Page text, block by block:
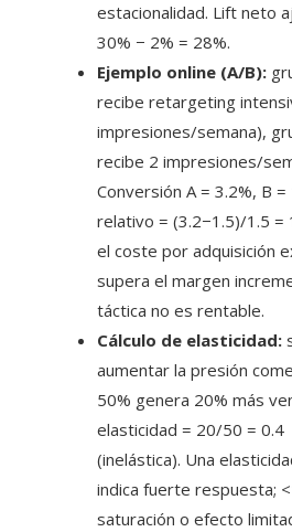
estacionalidad. Lift neto
30% − 2% = 28%.
Ejemplo online (A/B):
recibe retargeting
impresiones/semana),
recibe 2 impresiones/
Conversión A = 3.2%, B
relativo = (3.2−1.5)/1.5 =
el coste por adquisición
supera el margen
táctica no es rentable.
Cálculo de elasticidad:
aumentar la presión
50% genera 20% más
elasticidad = 20/50 = 0.4
(inelástica). Una
indica fuerte respuesta;
saturación o efecto